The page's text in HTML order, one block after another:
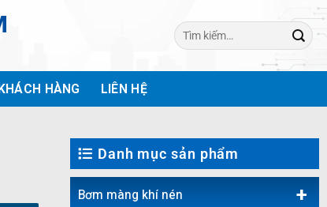
Tìm
kiếm:
HÀNG LIÊN HỆ
Danh mục sản phẩm
Bơm màng khí nén +